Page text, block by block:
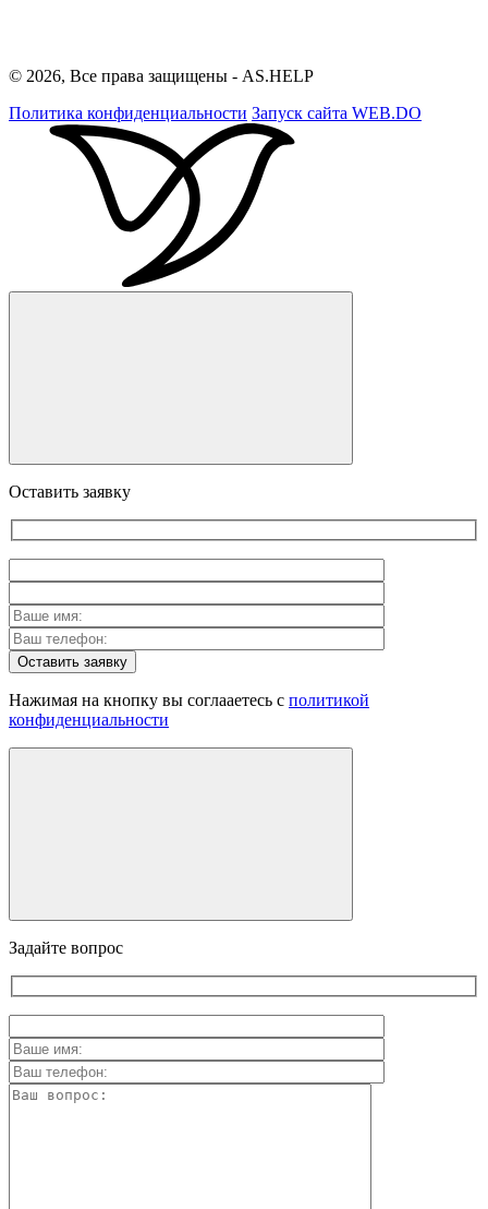
© 2026, Все права защищены - AS.HELP
Политика конфиденциальности Запуск сайта WEB.DO
Оставить заявку
Оставить заявку
Нажимая на кнопку вы соглааетесь с политикой
конфиденциальности
Задайте вопрос